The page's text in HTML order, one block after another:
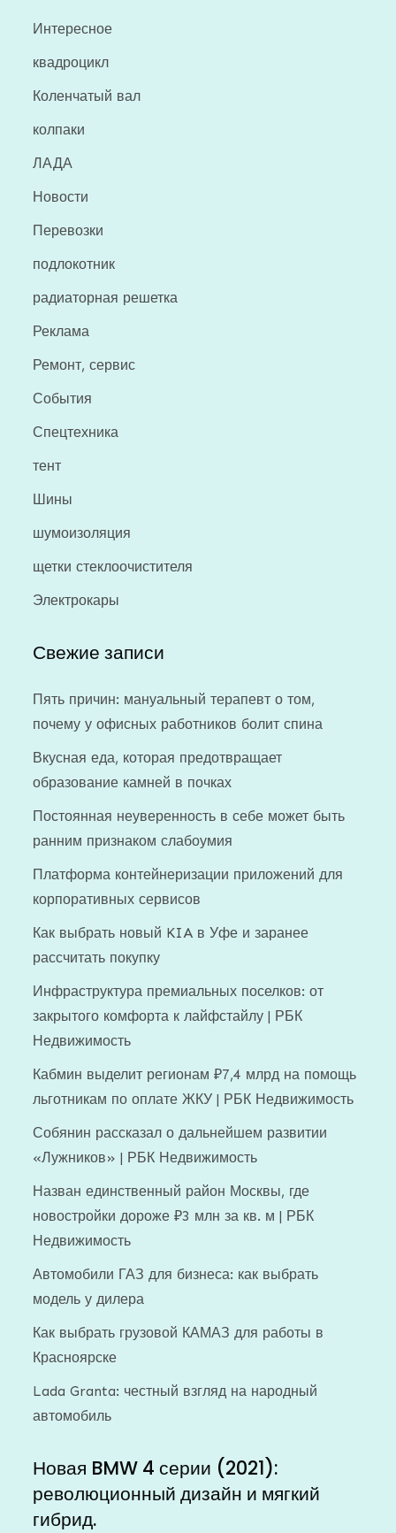
Интересное
квадроцикл
Коленчатый вал
колпаки
ЛАДА
Новости
Перевозки
подлокотник
радиаторная решетка
Реклама
Ремонт, сервис
События
Спецтехника
тент
Шины
шумоизоляция
щетки стеклоочистителя
Электрокары
Свежие записи
Пять причин: мануальный терапевт о том,
почему у офисных работников болит спина
Вкусная еда, которая предотвращает
образование камней в почках
Постоянная неуверенность в себе может быть
ранним признаком слабоумия
Платформа контейнеризации приложений для
корпоративных сервисов
Как выбрать новый KIA в Уфе и заранее
рассчитать покупку
Инфраструктура премиальных поселков: от
закрытого комфорта к лайфстайлу | РБК
Недвижимость
Кабмин выделит регионам ₽7,4 млрд на помощь
льготникам по оплате ЖКУ | РБК Недвижимость
Собянин рассказал о дальнейшем развитии
«Лужников» | РБК Недвижимость
Назван единственный район Москвы, где
новостройки дороже ₽3 млн за кв. м | РБК
Недвижимость
Автомобили ГАЗ для бизнеса: как выбрать
модель у дилера
Как выбрать грузовой КАМАЗ для работы в
Красноярске
Lada Granta: честный взгляд на народный
автомобиль
Новая BMW 4 серии (2021):
революционный дизайн и мягкий
гибрид.